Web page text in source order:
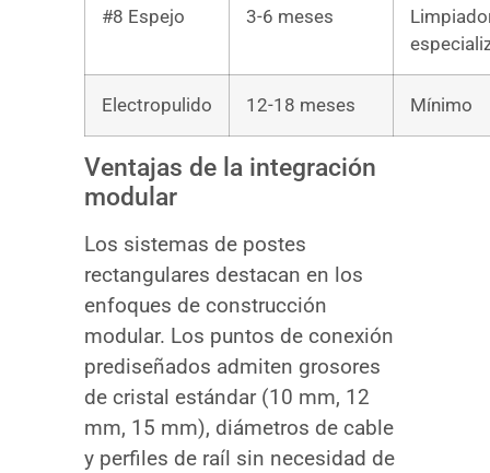
#8 Espejo 3-6 meses
Electropulido 12-18 meses Mínimo
Ventajas de la integración
modular
Los sistemas de postes
rectangulares destacan en los
enfoques de construcción
modular. Los puntos de conexión
prediseñados admiten grosores
de cristal estándar (10 mm, 12
mm, 15 mm), diámetros de cable
y perfiles de raíl sin necesidad de